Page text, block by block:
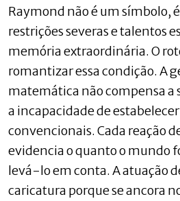
Raymond não é um símbolo,
restrições severas e talentos
memória extraordinária. O
romantizar essa condição. A
matemática não compensa a
a incapacidade de
convencionais. Cada reação
evidencia o quanto o mundo
levá-lo em conta. A atuação
caricatura porque se ancora